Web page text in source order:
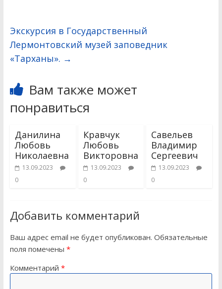
Экскурсия в Государственный
Лермонтовский музей заповедник
«Тарханы». →
Вам также может
понравиться
Данилина
Любовь
Николаевна
13.09.2023
0
Кравчук
Любовь
Викторовна
13.09.2023
0
Савельев
Владимир
Сергеевич
13.09.2023
0
Добавить комментарий
Ваш адрес email не будет опубликован. Обязательные
поля помечены *
Комментарий *